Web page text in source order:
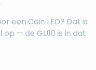
een Coin LED? Dat is
— de GU10 is in dat